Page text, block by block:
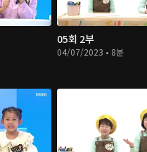
05회 2부
04/07/2023 • 8분